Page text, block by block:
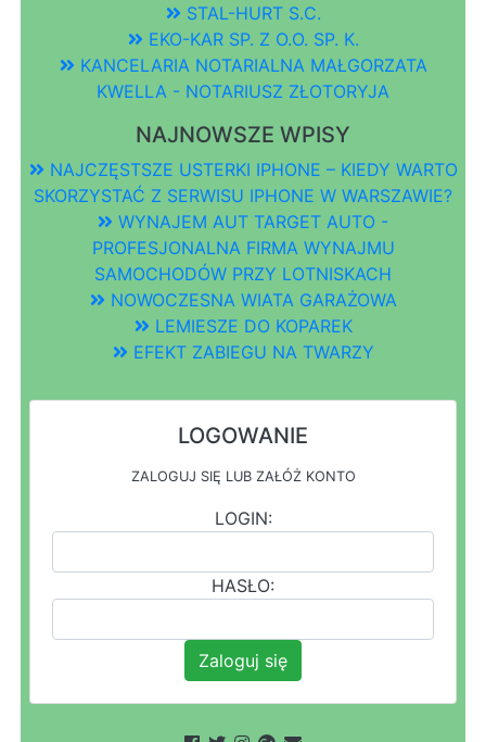
STAL-HURT S.C.
EKO-KAR SP. Z O.O. SP. K.
KANCELARIA NOTARIALNA MAŁGORZATA
KWELLA - NOTARIUSZ ZŁOTORYJA
NAJNOWSZE WPISY
NAJCZĘSTSZE USTERKI IPHONE – KIEDY WARTO
SKORZYSTAĆ Z SERWISU IPHONE W WARSZAWIE?
WYNAJEM AUT TARGET AUTO -
PROFESJONALNA FIRMA WYNAJMU
SAMOCHODÓW PRZY LOTNISKACH
NOWOCZESNA WIATA GARAŻOWA
LEMIESZE DO KOPAREK
EFEKT ZABIEGU NA TWARZY
LOGOWANIE
ZALOGUJ SIĘ LUB ZAŁÓŻ KONTO
LOGIN:
HASŁO:
Zaloguj się